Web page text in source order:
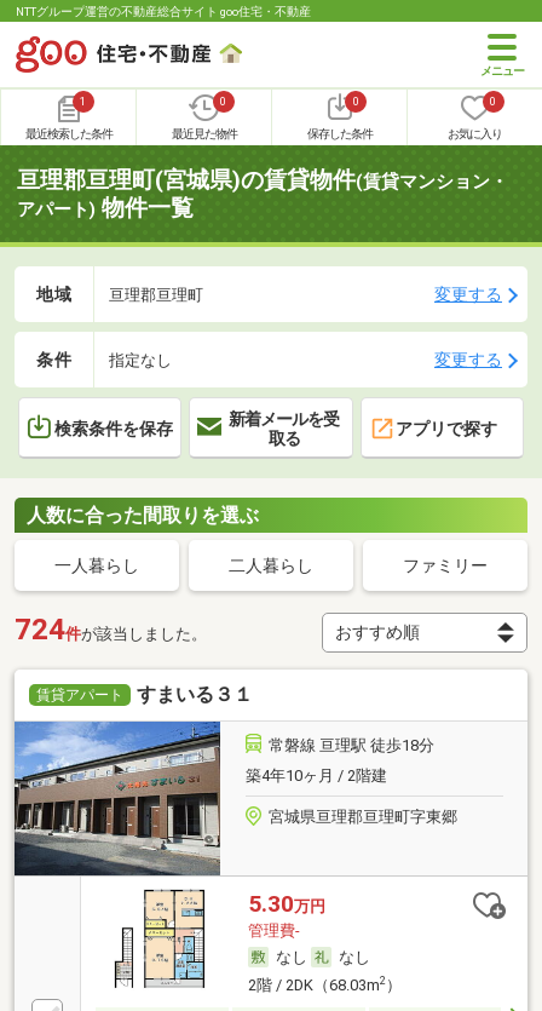
NTTグループ運営の不動産総合サイト goo住宅・不動産
1
最近検索した条件
0
最近見た物件
0
保存した条件
0
お気に入り
亘理郡亘理町(宮城県)の賃貸物件(賃貸マンション・
アパート) 物件一覧
地域 亘理郡亘理町 変更する
条件 指定なし 変更する
検索条件を保存
新着メールを受
取る
アプリで探す
人数に合った間取りを選ぶ
一人暮らし 二人暮らし ファミリー
724件が該当しました。
賃貸アパート すまいる３１
常磐線 亘理駅 徒歩18分
築4年10ヶ月 / 2階建
宮城県亘理郡亘理町字東郷
5.30万円
管理費-
なし
なし
2階 / 2DK（68.03m2）